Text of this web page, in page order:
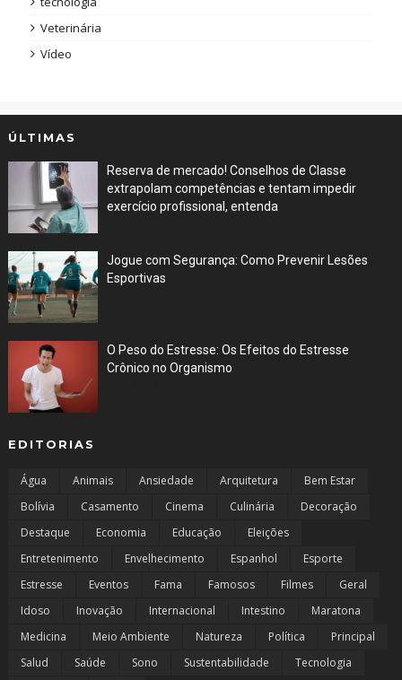
Veterinária
Vídeo
ÚLTIMAS
Reserva de mercado! Conselhos de Classe
extrapolam competências e tentam impedir
exercício profissional, entenda
Jogue com Segurança: Como Prevenir Lesões
Esportivas
O Peso do Estresse: Os Efeitos do Estresse
Crônico no Organismo
EDITORIAS
Água Animais Ansiedade Arquitetura
Bem Estar
Bolívia
Casamento Cinema Culinária
Decoração
Destaque
Economia Educação
Eleições
Entretenimento
Envelhecimento Espanhol
Esporte
Estresse
Eventos Fama Famosos Filmes
Geral
Idoso
Inovação Internacional Intestino
Maratona
Medicina
Meio Ambiente Natureza Política
Principal
Salud
Saúde Sono Sustentabilidade
Tecnologia